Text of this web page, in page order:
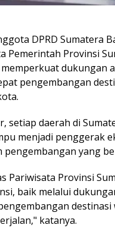
DPRD Sumatera
Pemerintah Provinsi
dukungan
pengembangan
setiap daerah di
menjadi penggerak
pengembangan yang
Pariwisata Provinsi
baik melalui
katanya.